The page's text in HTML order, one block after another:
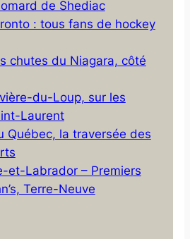
de Shediac
: tous fans de hockey
chutes du Niagara, côté
du-Loup, sur les
Laurent
Québec, la traversée des
et-Labrador – Premiers
Terre-Neuve